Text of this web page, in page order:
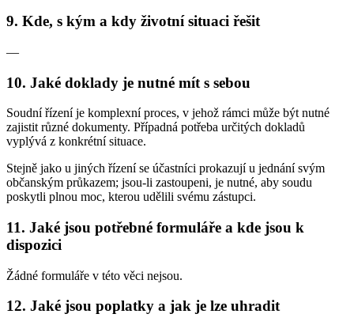
9. Kde, s kým a kdy životní situaci řešit
—
10. Jaké doklady je nutné mít s sebou
Soudní řízení je komplexní proces, v jehož rámci může být nutné
zajistit různé dokumenty. Případná potřeba určitých dokladů
vyplývá z konkrétní situace.
Stejně jako u jiných řízení se účastníci prokazují u jednání svým
občanským průkazem; jsou-li zastoupeni, je nutné, aby soudu
poskytli plnou moc, kterou udělili svému zástupci.
11. Jaké jsou potřebné formuláře a kde jsou k
dispozici
Žádné formuláře v této věci nejsou.
12. Jaké jsou poplatky a jak je lze uhradit